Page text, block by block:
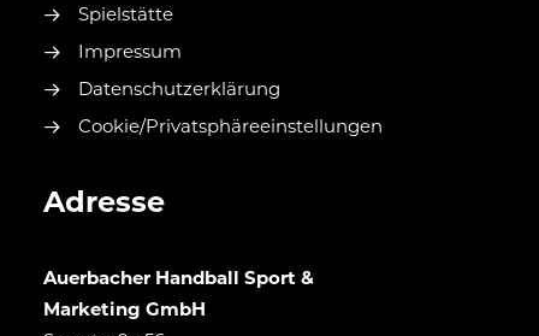
Spielstätte
Impressum
Datenschutzerklärung
Cookie/Privatsphäreeinstellungen
Adresse
Auerbacher Handball Sport &
Marketing GmbH